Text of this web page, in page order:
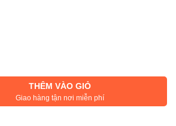
THÊM VÀO GIỎ
Giao hàng tận nơi miễn phí